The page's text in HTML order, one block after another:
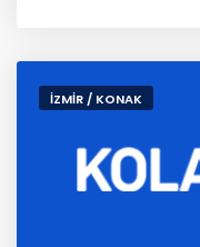
İZMİR / KONAK